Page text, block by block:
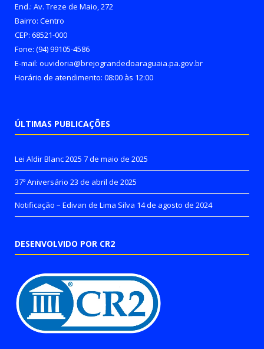
End.: Av. Treze de Maio, 272
Bairro: Centro
CEP: 68521-000
Fone: (94) 99105-4586
E-mail: ouvidoria@brejograndedoaraguaia.pa.gov.br
Horário de atendimento: 08:00 às 12:00
ÚLTIMAS PUBLICAÇÕES
Lei Aldir Blanc 2025 7 de maio de 2025
37º Aniversário 23 de abril de 2025
Notificação – Edivan de Lima Silva 14 de agosto de 2024
DESENVOLVIDO POR CR2